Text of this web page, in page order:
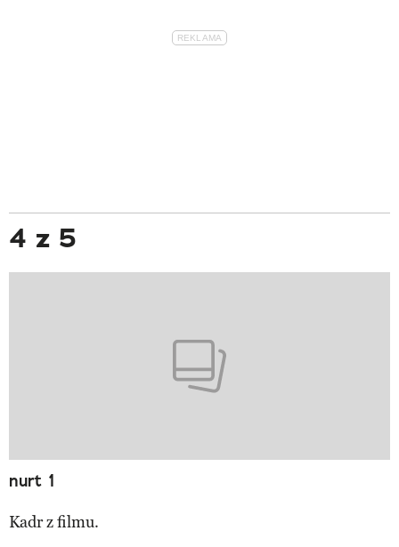
4 z 5
nurt 1
Kadr z filmu.